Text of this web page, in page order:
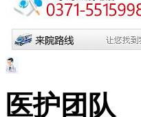
医护团队